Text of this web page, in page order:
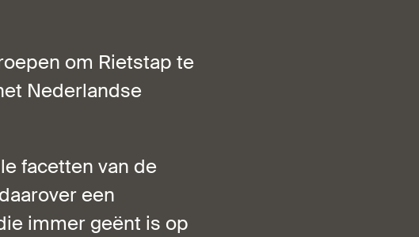
om Rietstap te
Nederlandse
facetten van de
een
immer geënt is op